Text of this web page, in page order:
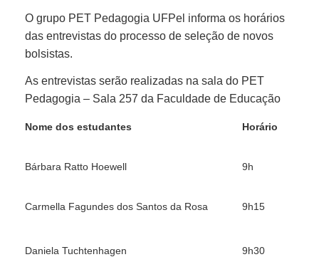
O grupo PET Pedagogia UFPel informa os horários
das entrevistas do processo de seleção de novos
bolsistas.
As entrevistas serão realizadas na sala do PET
Pedagogia – Sala 257 da Faculdade de Educação
Nome dos estudantes Horário
Bárbara Ratto Hoewell 9h
Carmella Fagundes dos Santos da Rosa 9h15
Daniela Tuchtenhagen 9h30